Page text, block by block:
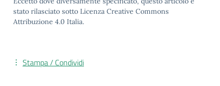
stato rilasciato sotto Licenza Creative Commons
Attribuzione 4.0 Italia.
Stampa / Condividi